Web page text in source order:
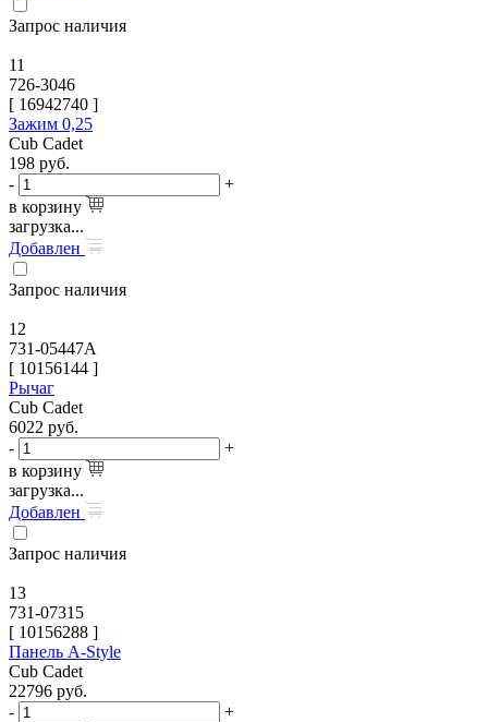
Запрос наличия
11
726-3046
[ 16942740 ]
Зажим 0,25
Cub Cadet
198 руб.
-
+
в корзину
загрузка...
Добавлен
Запрос наличия
12
731-05447A
[ 10156144 ]
Рычаг
Cub Cadet
6022 руб.
-
+
в корзину
загрузка...
Добавлен
Запрос наличия
13
731-07315
[ 10156288 ]
Панель A-Style
Cub Cadet
22796 руб.
-
+